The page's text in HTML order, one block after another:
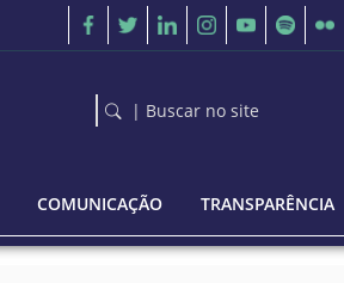
| Buscar no site
COMUNICAÇÃO TRANSPARÊNCIA